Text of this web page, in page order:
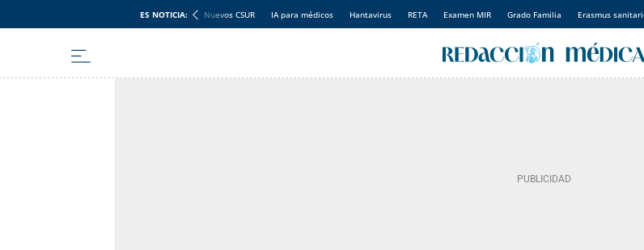
ES NOTICIA: Nuevos CSUR IA para médicos Hantavirus RETA Examen MIR Grado Familia Erasmus